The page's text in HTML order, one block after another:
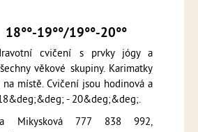
18°°-19°°/19°°-20°°
cvičení s prvky jógy a
věkové skupiny. Karimatky
místě. Cvičení jsou hodinová a
- 20&deg;&deg;.
Mikysková 777 838 992,